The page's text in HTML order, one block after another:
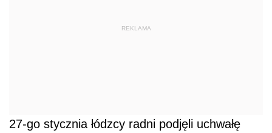
REKLAMA
27-go stycznia łódzcy radni podjęli uchwałę